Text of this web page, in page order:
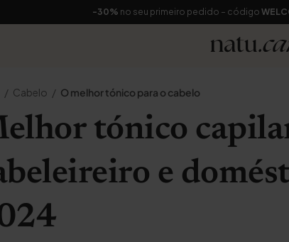
-30% no seu primeiro pedido – código
Cabelo O melhor tónico para o cabelo
tónico
e